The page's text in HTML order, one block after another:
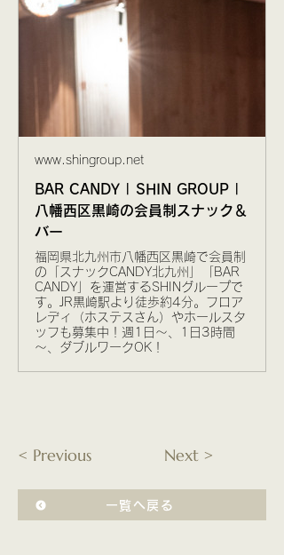
www.shingroup.net
BAR CANDY | SHIN GROUP |
八幡西区黒崎の会員制スナック＆
バー
福岡県北九州市八幡西区黒崎で会員制
の「スナックCANDY北九州」「BAR
CANDY」を運営するSHINグループで
す。JR黒崎駅より徒歩約4分。フロア
レディ（ホステスさん）やホールスタ
ッフも募集中！週1日～、1日3時間
～、ダブルワークOK！
< Previous Next >
一覧へ戻る